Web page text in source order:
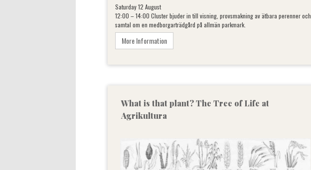
Saturday 12 August
12:00 – 14:00 Cluster bjuder in till visning, provsmakning av ätbara perenner och
samtal om en medborgarträdgård på allmän parkmark.
More Information
What is that plant? The Tree of Life at
Agrikultura